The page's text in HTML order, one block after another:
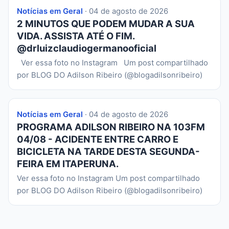
Notícias em Geral · 04 de agosto de 2026
2 MINUTOS QUE PODEM MUDAR A SUA
VIDA. ASSISTA ATÉ O FIM.
@drluizclaudiogermanooficial
Ver essa foto no Instagram Um post compartilhado
por BLOG DO Adilson Ribeiro (@blogadilsonribeiro)
Notícias em Geral · 04 de agosto de 2026
PROGRAMA ADILSON RIBEIRO NA 103FM
04/08 - ACIDENTE ENTRE CARRO E
BICICLETA NA TARDE DESTA SEGUNDA-
FEIRA EM ITAPERUNA.
Ver essa foto no Instagram Um post compartilhado
por BLOG DO Adilson Ribeiro (@blogadilsonribeiro)